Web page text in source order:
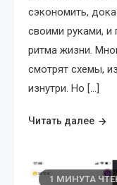
сэкономить,
своими руками, и
ритма жизни.
смотрят схемы,
изнутри. Но […]
Читать далее
1 МИНУТА